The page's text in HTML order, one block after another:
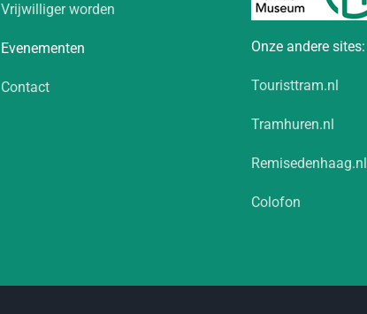
Vrijwilliger worden
Evenementen
Contact
Onze andere sites:
Touristtram.nl
Tramhuren.nl
Remisedenhaag.nl
Colofon